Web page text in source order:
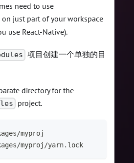
need to use
on just part of your workspace
use React-Native).
项目创建一个单独的目
directory for the
project.
myproj
myproj/yarn.lock